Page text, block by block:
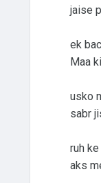
jaise
ek
Maa
usko
sabr
ruh
aks